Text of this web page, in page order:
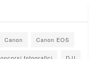
Canon Canon EOS
fotografici DJI